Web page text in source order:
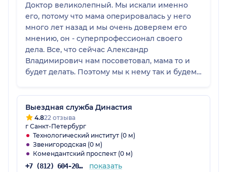
Доктор великолепный. Мы искали именно
его, потому что мама оперировалась у него
много лет назад и мы очень доверяем его
мнению, он - суперпрофессионал своего
дела. Все, что сейчас Александр
Владимирович нам посоветовал, мама то и
будет делать. Поэтому мы к нему так и будем
Выездная служба Династия
4.822 отзыва
г Санкт-Петербург
Технологический институт (0 м)
Звенигородская (0 м)
Комендантский проспект (0 м)
+7 (812) 604-20-34 показать